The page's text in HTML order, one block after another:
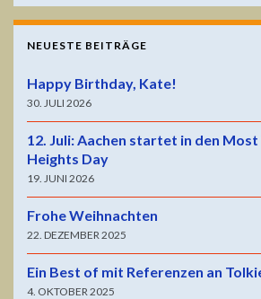
NEUESTE BEITRÄGE
Happy Birthday, Kate!
30. JULI 2026
12. Juli: Aachen startet in den
Heights Day
19. JUNI 2026
Frohe Weihnachten
22. DEZEMBER 2025
Ein Best of mit Referenzen an
4. OKTOBER 2025